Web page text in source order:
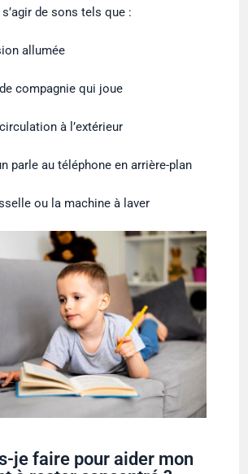
de sons tels que :
allumée
compagnie qui joue
à l’extérieur
parle au téléphone en arrière-plan
ou la machine à laver
je faire pour aider mon